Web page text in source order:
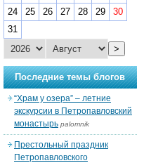
24
25 26 27 28 29
30
31
>
Последние темы блогов
“Храм у озера” – летние
экскурсии в Петропавловский
монастырь palomnik
Престольный праздник
Петропавловского